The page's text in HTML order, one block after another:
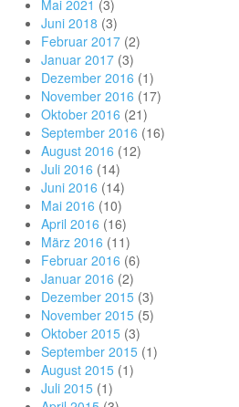
Mai 2021 (3)
Juni 2018 (3)
Februar 2017 (2)
Januar 2017 (3)
Dezember 2016 (1)
November 2016 (17)
Oktober 2016 (21)
September 2016 (16)
August 2016 (12)
Juli 2016 (14)
Juni 2016 (14)
Mai 2016 (10)
April 2016 (16)
März 2016 (11)
Februar 2016 (6)
Januar 2016 (2)
Dezember 2015 (3)
November 2015 (5)
Oktober 2015 (3)
September 2015 (1)
August 2015 (1)
Juli 2015 (1)